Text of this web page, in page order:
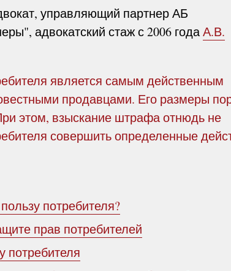
управляющий партнер АБ
адвокатский стаж с 2006 годаА.В.
является самым действенным
продавцами. Его размеры
этом, взыскание штрафа отнюдь не
совершить определенные
потребителя?
прав потребителей